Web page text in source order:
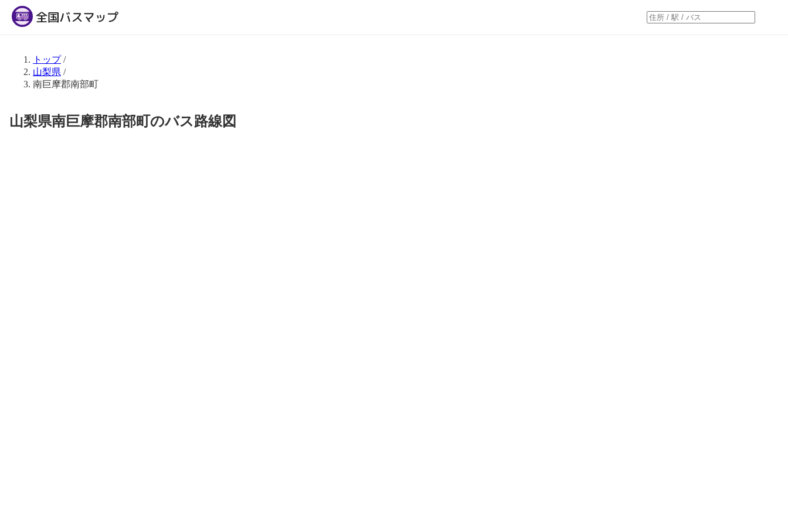
トップ/
山梨県 /
南巨摩郡南部町
山梨県南巨摩郡南部町のバス路線図